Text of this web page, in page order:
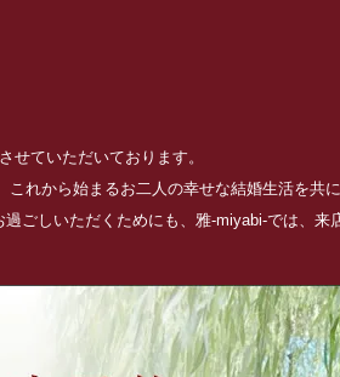
せていただいております。
れから始まるお二人の幸せな結婚生活を共
ごしいただくためにも、雅-miyabi-では、来